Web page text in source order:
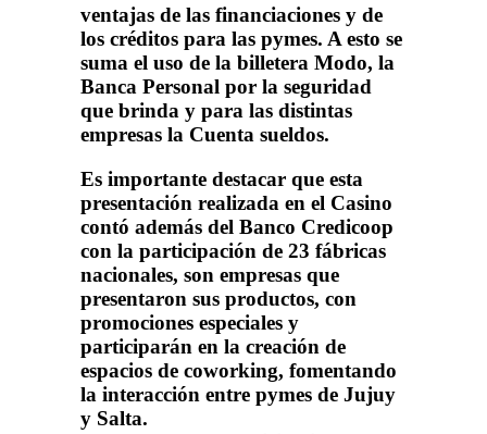
ventajas de las financiaciones y de
los créditos para las pymes. A esto se
suma el uso de la billetera Modo, la
Banca Personal por la seguridad
que brinda y para las distintas
empresas la Cuenta sueldos.
Es importante destacar que esta
presentación realizada en el Casino
contó además del Banco Credicoop
con la participación de 23 fábricas
nacionales, son empresas que
presentaron sus productos, con
promociones especiales y
participarán en la creación de
espacios de coworking, fomentando
la interacción entre pymes de Jujuy
y Salta.